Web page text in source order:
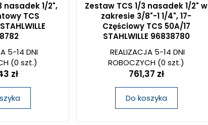
nasadek 1/2",
TCS
5-14 DNI
(0 szt.)
zł
Zestaw TCS 1/3 nasadek 1/2" w
zakresie 3/8"-1 1/4", 17-
Częściowy TCS 50A/17
STAHLWILLE 96838780
REALIZACJA 5-14 DNI
ROBOCZYCH (0 szt.)
761,37 zł
Do koszyka